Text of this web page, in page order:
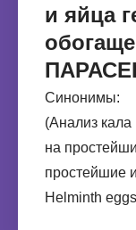
и яйца
Синонимы:
(Анализ
на
простейшие
Helminth